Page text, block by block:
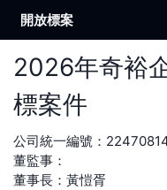
開放標案
2026年奇裕
標案件
公司統一編號：
董監事：
董事長 ： 黃愷胥